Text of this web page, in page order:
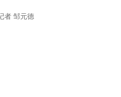
者 邹元德